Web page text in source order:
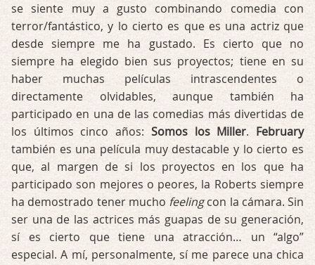
se siente muy a gusto combinando comedia con
terror/fantástico, y lo cierto es que es una actriz que
desde siempre me ha gustado. Es cierto que no
siempre ha elegido bien sus proyectos; tiene en su
haber muchas películas intrascendentes o
directamente olvidables, aunque también ha
participado en una de las comedias más divertidas de
los últimos cinco años: Somos los Miller. February
también es una película muy destacable y lo cierto es
que, al margen de si los proyectos en los que ha
participado son mejores o peores, la Roberts siempre
ha demostrado tener mucho feelingcon la cámara. Sin
ser una de las actrices más guapas de su generación,
sí es cierto que tiene una atracción… un “algo”
especial. A mí, personalmente, sí me parece una chica